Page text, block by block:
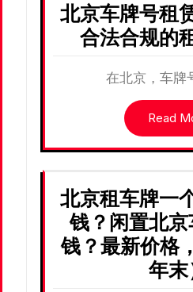
北京车牌号租
合法合规的
在北京，车牌
Read
北京租车牌一
钱？闲置北
钱？最新价格
年末